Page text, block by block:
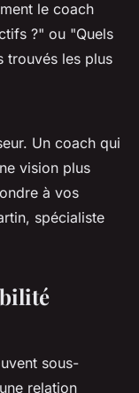
le coach
?" ou "Quels
trouvés les plus
Un coach qui
vision plus
à vos
spécialiste
sous-
relation